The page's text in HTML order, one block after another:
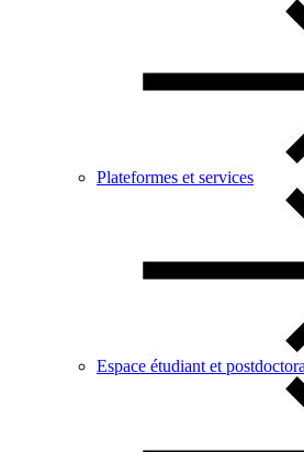
Plateformes et services
Espace étudiant et